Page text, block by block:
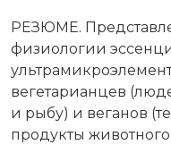
РЕЗЮМЕ.
физиологии
вегетарианцев
и рыбу) и веганов
продукты